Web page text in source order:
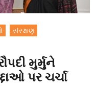
સંરક્ષણ
મુર્મુને
પર ચર્ચા